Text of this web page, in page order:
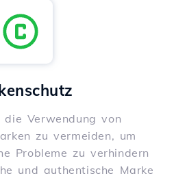
Verwendung von
zu vermeiden, um
Probleme zu verhindern
und authentische Marke